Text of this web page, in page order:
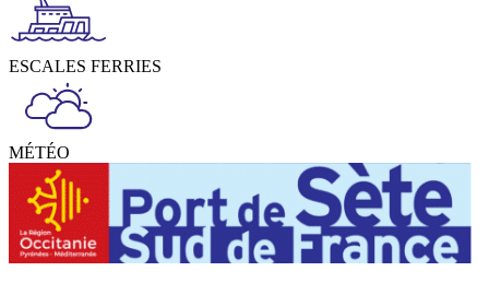
ESCALES FERRIES
MÉTÉO